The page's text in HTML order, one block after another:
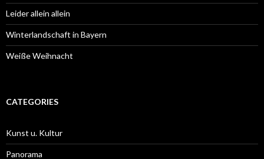
Leider allein allein
Winterlandschaft in Bayern
Weiße Weihnacht
CATEGORIES
Kunst u. Kultur
Panorama